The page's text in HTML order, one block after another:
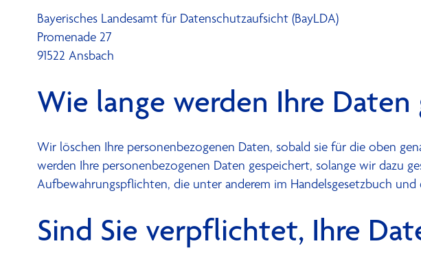
Bayerisches Landesamt für Datenschutzaufsicht (BayLDA)
Promenade 27
91522 Ansbach
Wie lange werden Ihre Daten
Wir löschen Ihre personenbezogenen Daten, sobald sie für die oben
werden Ihre personenbezogenen Daten gespeichert, solange wir dazu
Aufbewahrungspflichten, die unter anderem im Handelsgesetzbuch und
Sind Sie verpflichtet, Ihre